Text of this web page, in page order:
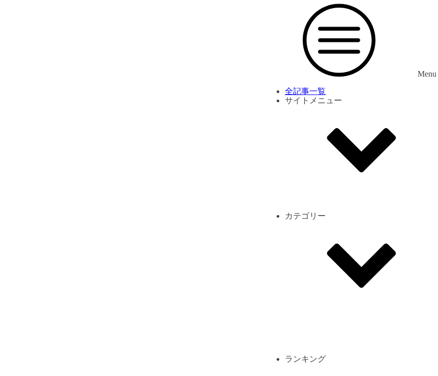
Menu
全記事一覧
サイトメニュー
カテゴリー
ランキング